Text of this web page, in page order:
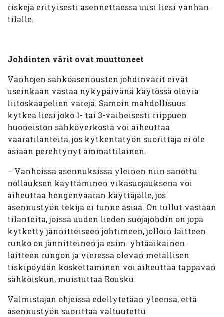
riskejä erityisesti asennettaessa uusi liesi vanhan
tilalle.
Johdinten värit ovat muuttuneet
Vanhojen sähköasennusten johdinvärit eivät
useinkaan vastaa nykypäivänä käytössä olevia
liitoskaapelien värejä. Samoin mahdollisuus
kytkeä liesi joko 1- tai 3-vaiheisesti riippuen
huoneiston sähköverkosta voi aiheuttaa
vaaratilanteita, jos kytkentätyön suorittaja ei ole
asiaan perehtynyt ammattilainen.
– Vanhoissa asennuksissa yleinen niin sanottu
nollauksen käyttäminen vikasuojauksena voi
aiheuttaa hengenvaaran käyttäjälle, jos
asennustyön tekijä ei tunne asiaa. On tullut vastaan
tilanteita, joissa uuden lieden suojajohdin on jopa
kytketty jännitteiseen johtimeen, jolloin laitteen
runko on jännitteinen ja esim. yhtäaikainen
laitteen rungon ja vieressä olevan metallisen
tiskipöydän koskettaminen voi aiheuttaa tappavan
sähköiskun, muistuttaa Rousku.
Valmistajan ohjeissa edellytetään yleensä, että
asennustyön suorittaa valtuutettu